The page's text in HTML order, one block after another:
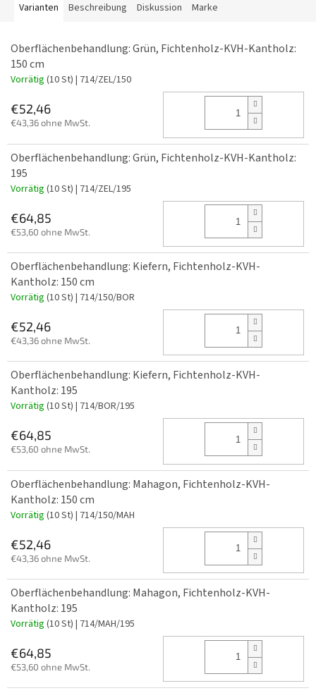
Varianten Beschreibung Diskussion Marke
Oberflächenbehandlung: Grün, Fichtenholz-KVH-Kantholz:
150 cm
Vorrätig (10 St) | 714/ZEL/150
€52,46
€43,36 ohne MwSt.
Oberflächenbehandlung: Grün, Fichtenholz-KVH-Kantholz:
195
Vorrätig (10 St) | 714/ZEL/195
€64,85
€53,60 ohne MwSt.
Oberflächenbehandlung: Kiefern, Fichtenholz-KVH-
Kantholz: 150 cm
Vorrätig (10 St) | 714/150/BOR
€52,46
€43,36 ohne MwSt.
Oberflächenbehandlung: Kiefern, Fichtenholz-KVH-
Kantholz: 195
Vorrätig (10 St) | 714/BOR/195
€64,85
€53,60 ohne MwSt.
Oberflächenbehandlung: Mahagon, Fichtenholz-KVH-
Kantholz: 150 cm
Vorrätig (10 St) | 714/150/MAH
€52,46
€43,36 ohne MwSt.
Oberflächenbehandlung: Mahagon, Fichtenholz-KVH-
Kantholz: 195
Vorrätig (10 St) | 714/MAH/195
€64,85
€53,60 ohne MwSt.